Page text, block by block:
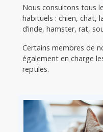
Nous consultons tous
habituels : chien, chat,
d’inde, hamster, rat,
Certains membres de
également en charge
reptiles.